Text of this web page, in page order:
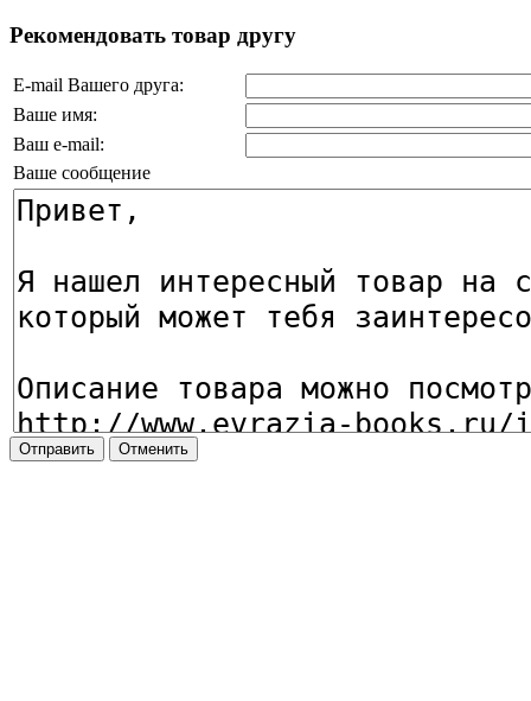
Рекомендовать товар другу
E-mail Вашего друга:
Ваше имя:
Ваш e-mail:
Ваше сообщение